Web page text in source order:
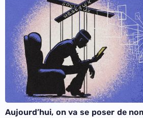
Aujourd’hui, on va se poser de